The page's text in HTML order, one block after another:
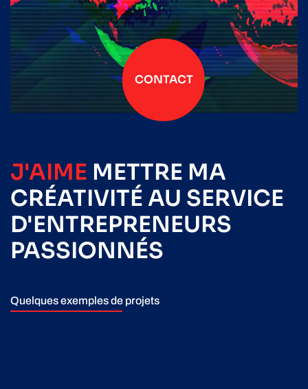
CONTACT
J'AIME METTRE MA
CRÉATIVITÉ AU SERVICE
D'ENTREPRENEURS
PASSIONNÉS
Quelques exemples de projets